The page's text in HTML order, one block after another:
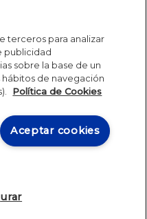
de Privacidad
Política de seguridad
Canal Compliance
2026
terceros para analizar
publicidad
sobre la base de un
de navegación
Política de Cookies
Aceptar cookies